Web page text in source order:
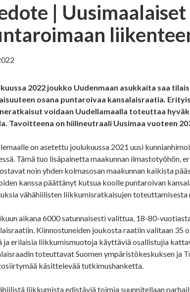
|
2022 joukko Uudenmaan asukkaita saa
osana puntaroivaa kansalaisraatia.
voidaan Uudellamaalla toteuttaa
Tavoitteena on hiilineutraali Uusimaa vuoteen
on asetettu joulukuussa 2021 uusi
Tämä tuo lisäpainetta maakunnan ilmastotyöhön,
noin yhden kolmasosan maakunnan kaikista
kanssa päättänyt kutsua koolle puntaroivan
vähähiilisten liikkumisratkaisujen toteuttamisesta
aikana 6000 satunnaisesti valittua, 18-80-
Kiinnostuneiden joukosta raatiin valitaan 35
ja erilaisia liikkumismuotoja käyttäviä osallistujia
toteuttavat Suomen ympäristökeskuksen ja
käsittelevää tutkimushanketta.
liikkumista edistäviä toimia suunnitellaan